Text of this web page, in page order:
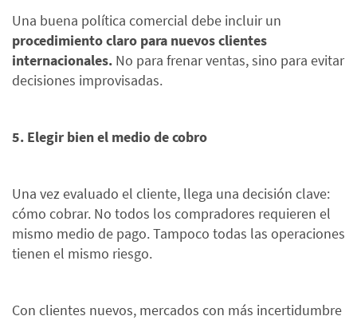
Una buena política comercial debe incluir un
procedimiento claro para nuevos clientes
internacionales. No para frenar ventas, sino para evitar
decisiones improvisadas.
5. Elegir bien el medio de cobro
Una vez evaluado el cliente, llega una decisión clave:
cómo cobrar. No todos los compradores requieren el
mismo medio de pago. Tampoco todas las operaciones
tienen el mismo riesgo.
Con clientes nuevos, mercados con más incertidumbre